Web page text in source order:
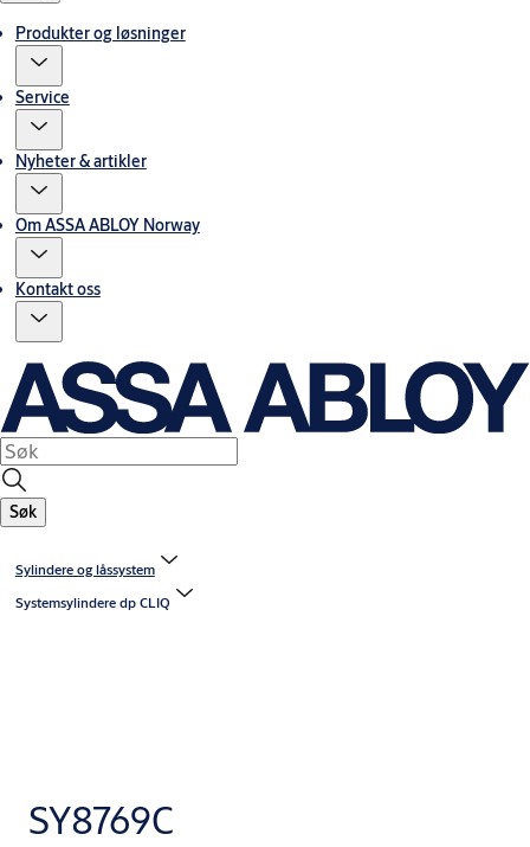
Produkter og løsninger
Service
Nyheter & artikler
Om ASSA ABLOY Norway
Kontakt oss
Søk
Sylindere og låssystem
Systemsylindere dp CLIQ
SY8769C